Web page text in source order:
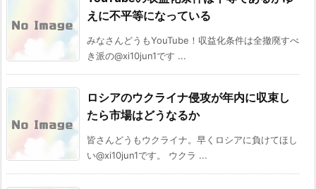
えに不平等になっている
みなさんどうもYouTube！収益化条件は全撤廃すべ
き派の@xi10jun1です ...
ロシアのウクライナ侵攻が年内に収束し
たら市場はどうなるか
皆さんどうもウクライナ。早くロシアに負けてほし
い@xi10jun1です。 ウクラ ...